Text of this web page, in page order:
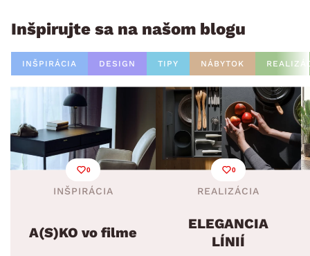
Inšpirujte sa na našom blogu
INŠPIRÁCIA DESIGN TIPY NÁBYTOK
0
INŠPIRÁCIA
A(S)KO vo filme
0
REALIZÁCIA
ELEGANCIA
LÍNIÍ